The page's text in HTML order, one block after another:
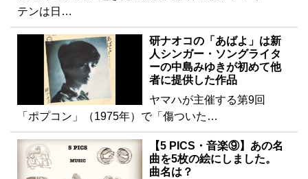
テンは日…
研ナオコの「あばよ」は新
人シンガー・ソングライタ
ーの中島みゆきが初めて他
者に提供した作品
ヤマハが主催する第9回
「ポプコン」（1975年）で「傷ついた…
【5 PICS・音楽⑨】あの名
曲を5枚の絵にしました。
曲名は？